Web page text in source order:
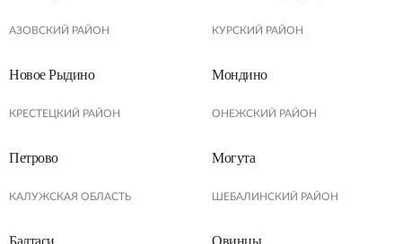
АЗОВСКИЙ РАЙОН КУРСКИЙ РАЙОН
Новое Рыдино
КРЕСТЕЦКИЙ РАЙОН
Мондино
ОНЕЖСКИЙ РАЙОН
Петрово
КАЛУЖСКАЯ ОБЛАСТЬ
Могута
ШЕБАЛИНСКИЙ РАЙОН
Балтаси Овинцы